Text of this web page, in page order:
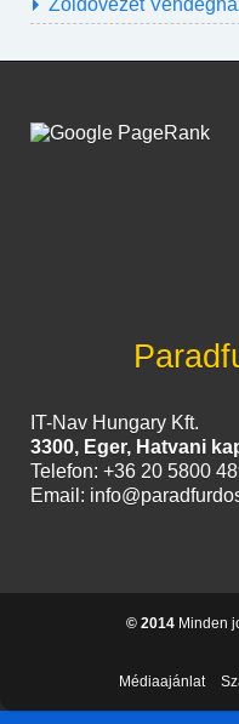
Zöldövezet
IT-Nav Hungary Kft.
3300, Eger, Hatvani
Telefon: +36 20 5800
Email:
© 2014 Minden
Médiaajánlat